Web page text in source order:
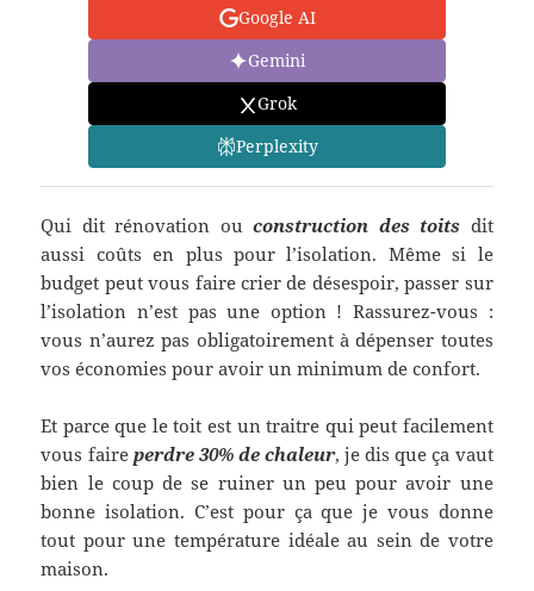
Google AI
Gemini
Grok
Perplexity
Qui dit rénovation ouconstruction des toits dit
aussi coûts en plus pour l’isolation. Même si le
budget peut vous faire crier de désespoir, passer sur
l’isolation n’est pas une option ! Rassurez-vous :
vous n’aurez pas obligatoirement à dépenser toutes
vos économies pour avoir un minimum de confort.
Et parce que le toit est un traitre qui peut facilement
vous faire perdre 30% de chaleur, je dis que ça vaut
bien le coup de se ruiner un peu pour avoir une
bonne isolation. C’est pour ça que je vous donne
tout pour une température idéale au sein de votre
maison.